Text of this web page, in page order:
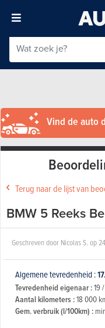
Vind de auto
Terug naar de lijst van
BMW 5 Reeks
Geschreven door Nicolas S. op
Algemene tevredenheid :
Tevredenheid eigenaar :19
Aantal kilometers :18 000
Gem. verbruik (l/100km) :